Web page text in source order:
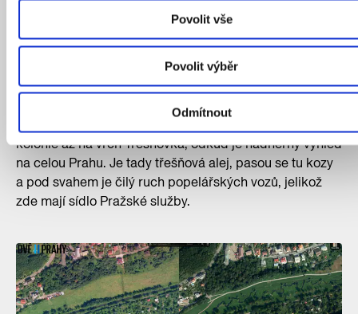
Povolit vše
Povolit výběr
Odmítnout
Podjedeme viadukt hlavní železniční trati na Kolín
a dostáváme se do nově upraveného parku na
Smetance, kde stojí za to chvíli posedět. Uměle
narovnané koryto Rokytky tady před 5 lety nahradily
meandry a Rokytka tak opět získala svůj přírodní ráz.
Na konci parku už se nacházíme v Hrdlořezech, kde
kolonie až na vrch Třešňovka, odkud je nádherný výhled
na celou Prahu. Je tady třešňová alej, pasou se tu kozy
a pod svahem je čilý ruch popelářských vozů, jelikož
zde mají sídlo Pražské služby.